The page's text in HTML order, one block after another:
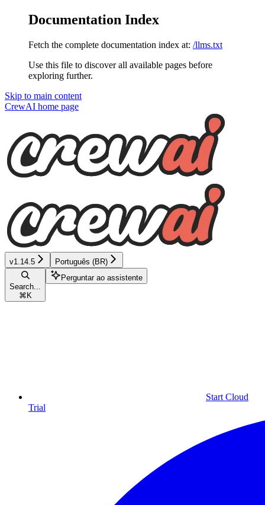
Documentation Index
Fetch the complete documentation index at: /llms.txt
Use this file to discover all available pages before
exploring further.
Skip to main content
CrewAI home page
v1.14.5 Português (BR)
Search...
⌘ K
Perguntar ao assistente
Start Cloud
Trial